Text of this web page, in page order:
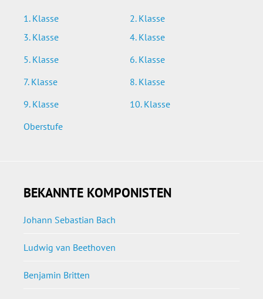
1. Klasse
2. Klasse
3. Klasse
4. Klasse
5. Klasse
6. Klasse
7. Klasse
8. Klasse
9. Klasse
10. Klasse
Oberstufe
BEKANNTE KOMPONISTEN
Johann Sebastian Bach
Ludwig van Beethoven
Benjamin Britten